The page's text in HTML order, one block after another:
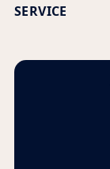
SERVICE